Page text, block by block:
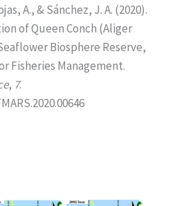
A., & Sánchez, J. A. (2020).
of Queen Conch (Aliger
Biosphere Reserve,
Fisheries Management.
, 7.